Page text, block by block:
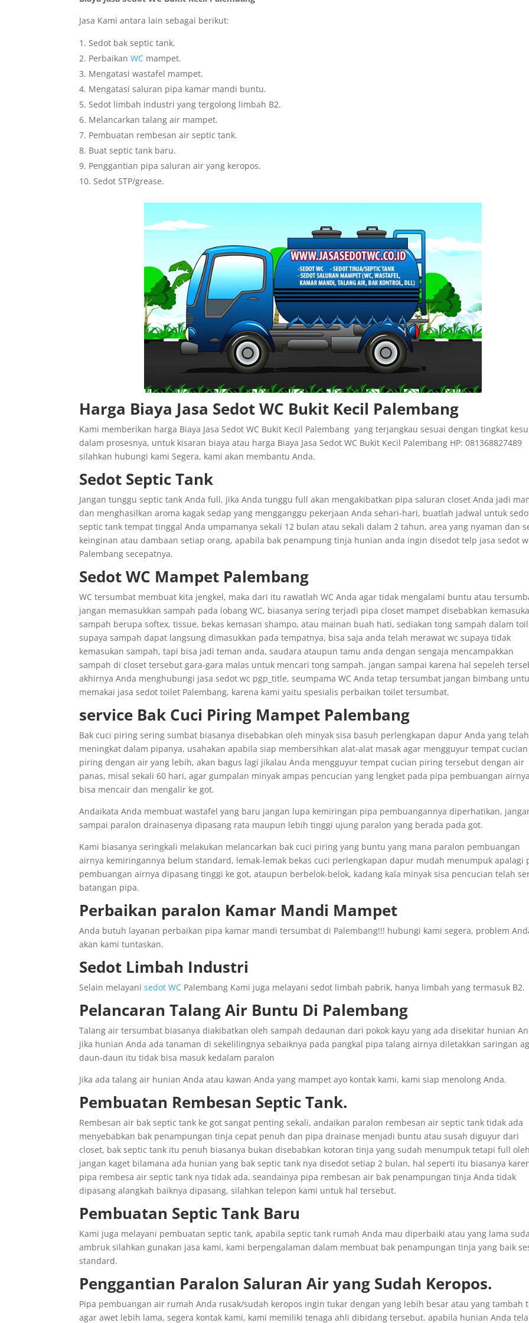
Jasa Kami antara lain sebagai berikut:
Sedot bak septic tank.
PerbaikanWC mampet.
Mengatasi wastafel mampet.
Mengatasi saluran pipa kamar mandi buntu.
Sedot limbah industri yang tergolong limbah B2.
Melancarkan talang air mampet.
Pembuatan rembesan air septic tank.
Buat septic tank baru.
Penggantian pipa saluran air yang keropos.
Sedot STP/grease.
Harga Biaya Jasa Sedot WC Bukit Kecil Palembang
Kami memberikan harga Biaya Jasa Sedot WC Bukit Kecil Palembang yang terjangkau sesuai dengan tingkat
dalam prosesnya, untuk kisaran biaya atau harga Biaya Jasa Sedot WC Bukit Kecil Palembang HP: 081368827489
silahkan hubungi kami Segera, kami akan membantu Anda.
Sedot Septic Tank
Jangan tunggu septic tank Anda full, jika Anda tunggu full akan mengakibatkan pipa saluran closet Anda jadi
dan menghasilkan aroma kagak sedap yang mengganggu pekerjaan Anda sehari-hari, buatlah jadwal untuk
septic tank tempat tinggal Anda umpamanya sekali 12 bulan atau sekali dalam 2 tahun, area yang nyaman dan
keinginan atau dambaan setiap orang, apabila bak penampung tinja hunian anda ingin disedot telp jasa sedot
Palembang secepatnya.
Sedot WC Mampet Palembang
WC tersumbat membuat kita jengkel, maka dari itu rawatlah WC Anda agar tidak mengalami buntu atau
jangan memasukkan sampah pada lobang WC, biasanya sering terjadi pipa closet mampet disebabkan
sampah berupa softex, tissue, bekas kemasan shampo, atau mainan buah hati, sediakan tong sampah dalam
supaya sampah dapat langsung dimasukkan pada tempatnya, bisa saja anda telah merawat wc supaya tidak
kemasukan sampah, tapi bisa jadi teman anda, saudara ataupun tamu anda dengan sengaja mencampakkan
sampah di closet tersebut gara-gara malas untuk mencari tong sampah. jangan sampai karena hal sepeleh
akhirnya Anda menghubungi jasa sedot wc pgp_title, seumpama WC Anda tetap tersumbat jangan bimbang
memakai jasa sedot toilet Palembang, karena kami yaitu spesialis perbaikan toilet tersumbat.
service Bak Cuci Piring Mampet Palembang
Bak cuci piring sering sumbat biasanya disebabkan oleh minyak sisa basuh perlengkapan dapur Anda yang telah
meningkat dalam pipanya, usahakan apabila siap membersihkan alat-alat masak agar mengguyur tempat cucian
piring dengan air yang lebih, akan bagus lagi jikalau Anda mengguyur tempat cucian piring tersebut dengan air
panas, misal sekali 60 hari, agar gumpalan minyak ampas pencucian yang lengket pada pipa pembuangan airnya
bisa mencair dan mengalir ke got.
Andaikata Anda membuat wastafel yang baru jangan lupa kemiringan pipa pembuangannya diperhatikan,
sampai paralon drainasenya dipasang rata maupun lebih tinggi ujung paralon yang berada pada got.
Kami biasanya seringkali melakukan melancarkan bak cuci piring yang buntu yang mana paralon pembuangan
airnya kemiringannya belum standard, lemak-lemak bekas cuci perlengkapan dapur mudah menumpuk apalagi
pembuangan airnya dipasang tinggi ke got, ataupun berbelok-belok, kadang kala minyak sisa pencucian telah
batangan pipa.
Perbaikan paralon Kamar Mandi Mampet
Anda butuh layanan perbaikan pipa kamar mandi tersumbat di Palembang!!! hubungi kami segera, problem
akan kami tuntaskan.
Sedot Limbah Industri
Selain melayanisedot WC Palembang Kami juga melayani sedot limbah pabrik, hanya limbah yang termasuk B2.
Pelancaran Talang Air Buntu Di Palembang
Talang air tersumbat biasanya diakibatkan oleh sampah dedaunan dari pokok kayu yang ada disekitar hunian
jika hunian Anda ada tanaman di sekelilingnya sebaiknya pada pangkal pipa talang airnya diletakkan saringan
daun-daun itu tidak bisa masuk kedalam paralon
Jika ada talang air hunian Anda atau kawan Anda yang mampet ayo kontak kami, kami siap menolong Anda.
Pembuatan Rembesan Septic Tank.
Rembesan air bak septic tank ke got sangat penting sekali, andaikan paralon rembesan air septic tank tidak ada
menyebabkan bak penampungan tinja cepat penuh dan pipa drainase menjadi buntu atau susah diguyur dari
closet, bak septic tank itu penuh biasanya bukan disebabkan kotoran tinja yang sudah menumpuk tetapi full
jangan kaget bilamana ada hunian yang bak septic tank nya disedot setiap 2 bulan, hal seperti itu biasanya
pipa rembesa air septic tank nya tidak ada, seandainya pipa rembesan air bak penampungan tinja Anda tidak
dipasang alangkah baiknya dipasang, silahkan telepon kami untuk hal tersebut.
Pembuatan Septic Tank Baru
Kami juga melayani pembuatan septic tank, apabila septic tank rumah Anda mau diperbaiki atau yang lama
ambruk silahkan gunakan jasa kami, kami berpengalaman dalam membuat bak penampungan tinja yang baik
standard.
Penggantian Paralon Saluran Air yang Sudah Keropos.
Pipa pembuangan air rumah Anda rusak/sudah keropos ingin tukar dengan yang lebih besar atau yang tambah
agar awet lebih lama, segera kontak kami, kami memiliki tenaga ahli dibidang tersebut. apabila hunian Anda